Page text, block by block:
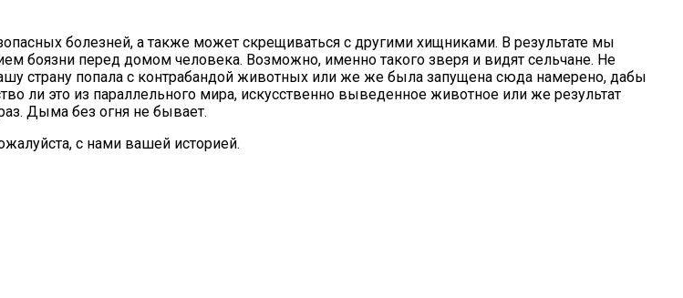
болезней, а также может скрещиваться с другими хищниками. В результате мы
боязни перед домом человека. Возможно, именно такого зверя и видят сельчане. Не
страну попала с контрабандой животных или же же была запущена сюда намерено, дабы
ли это из параллельного мира, искусственно выведенное животное или же результат
Дыма без огня не бывает.
с нами вашей историей.